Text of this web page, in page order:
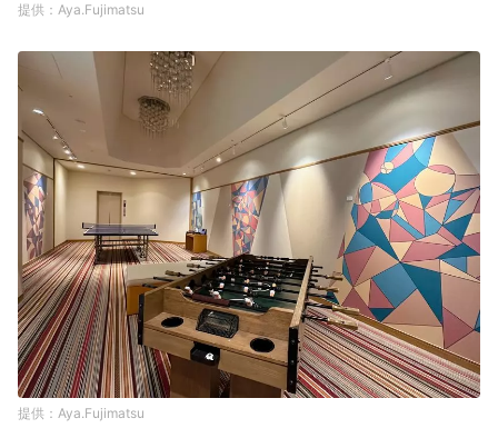
Aya.Fujimatsu
Aya.Fujimatsu